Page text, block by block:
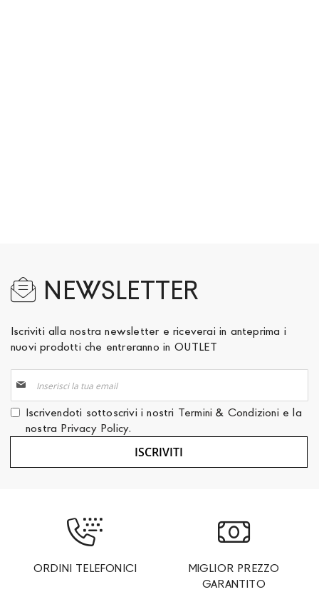
NEWSLETTER
Iscriviti alla nostra newsletter e riceverai in anteprima i
nuovi prodotti che entreranno in OUTLET
alla
nostra
Newsletter:
Iscrivendoti sottoscrivi i nostri Termini & Condizioni e la
nostra Privacy Policy.
ISCRIVITI
ORDINI TELEFONICI
MIGLIOR PREZZO
GARANTITO